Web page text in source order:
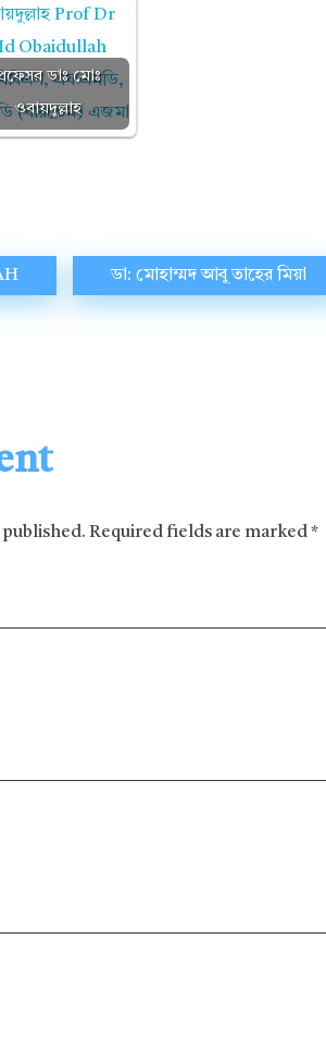
ডাঃ মোঃ
ওবায়দুল্লাহ
ডা: মোহাম্মদ আবু তাহের মিয়া
Required fields are marked *